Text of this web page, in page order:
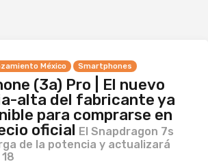
México Smartphones
(3a) Pro | El nuevo
alta del fabricante ya
para comprarse en
oficial El Snapdragon 7s
de la potencia y actualizará